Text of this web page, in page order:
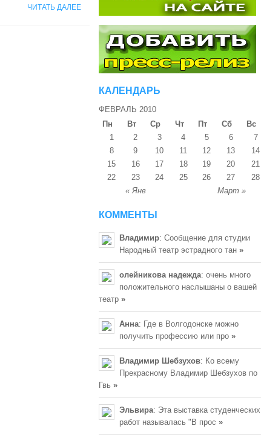
ЧИТАТЬ ДАЛЕЕ
КАЛЕНДАРЬ
ФЕВРАЛЬ 2010
Пн
Вт Ср Чт Пт Сб Вс
« Янв Март »
1 2 3 4 5 6
7
8
9 10 11 12 13
14
15
16 17 18 19 20
21
22
23 24 25 26 27 28
КОММЕНТЫ
Владимир: Сообщение для студии
Народный театр эстрадного тан »
олейникова надежда: очень много
положительного наслышаны о вашей
театр »
Анна: Где в Волгодонске можно
получить профессию или про »
Владимир Шебзухов: Ко всему
Прекрасному Владимир Шебзухов по
Гвь »
Эльвира: Эта выставка студенческих
работ называлась "В прос »